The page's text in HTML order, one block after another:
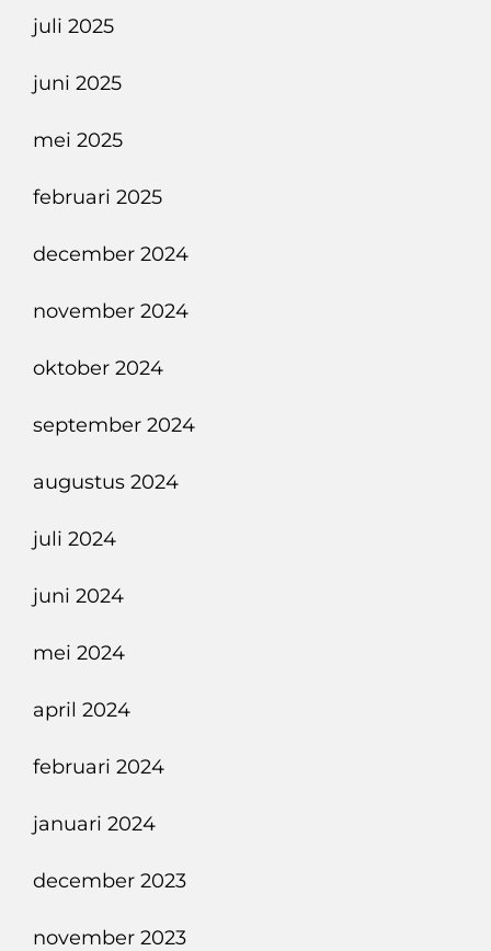
juli 2025
juni 2025
mei 2025
februari 2025
december 2024
november 2024
oktober 2024
september 2024
augustus 2024
juli 2024
juni 2024
mei 2024
april 2024
februari 2024
januari 2024
december 2023
november 2023